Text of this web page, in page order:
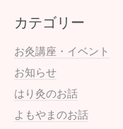
カテゴリー
お灸講座・イベント
お知らせ
はり灸のお話
よもやまのお話